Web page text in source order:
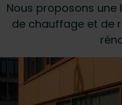
Nous proposons
de chauffage et de